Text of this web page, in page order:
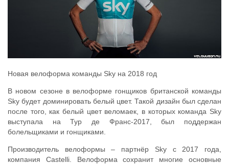
Новая велоформа команды Sky на 2018 год
В новом сезоне в велоформе гонщиков британской команды
Sky будет доминировать белый цвет. Такой дизайн был сделан
после того, как белый цвет веломаек, в которых команда Sky
выступала на Тур де Франс-2017, был поддержан
болельщиками и гонщиками.
Производитель велоформы – партнёр Sky с 2017 года,
компания Castelli. Велоформа сохранит многие основные